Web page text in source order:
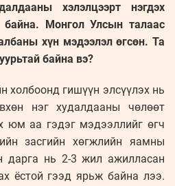
хэлэлцээрт нэгдэх
байна. Монгол Улсын талаас
хүн мэдээлэл өгсөн. Та
байна вэ?
холбоонд гишүүн элсүүлэх нь
нэг худалдааны чөлөөт
юм аа гэдэг мэдээллийг өгч
засгийн хөгжлийн яамны
дарга нь 2-3 жил ажилласан
ёстой гээд ярьж байна лээ.